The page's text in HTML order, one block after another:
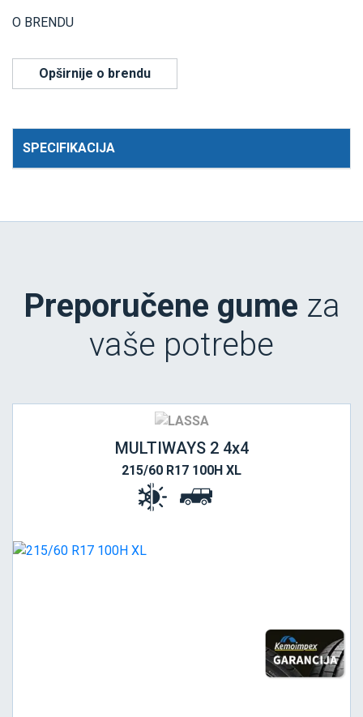
O BRENDU
Opširnije o brendu
SPECIFIKACIJA
Preporučene gume za
vaše potrebe
MULTIWAYS 2 4x4
215/60 R17 100H XL